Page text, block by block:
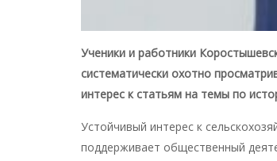
Ученики и работники
систематически охотно
интерес к статьям на темы по
Устойчивый интерес к
поддерживает общественный